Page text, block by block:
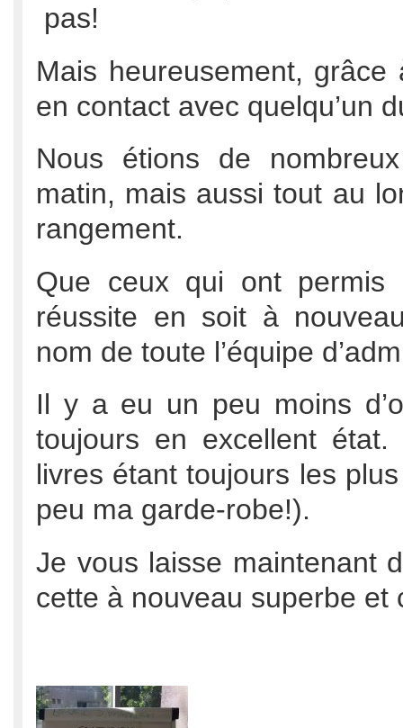
pas!
Mais heureusement,
en contact avec quelqu’un
Nous étions de
matin, mais aussi tout au
rangement.
Que ceux qui ont permis
réussite en soit à
nom de toute l’équipe
Il y a eu un peu moins
toujours en excellent
livres étant toujours les
peu ma garde-robe!).
Je vous laisse maintenant
cette à nouveau superbe et